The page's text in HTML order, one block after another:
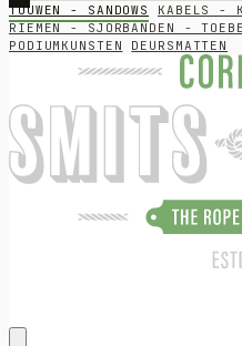
TOUWEN - SANDOWS KABELS -
RIEMEN - SJORBANDEN -
PODIUMKUNSTEN
DEURSMATTEN